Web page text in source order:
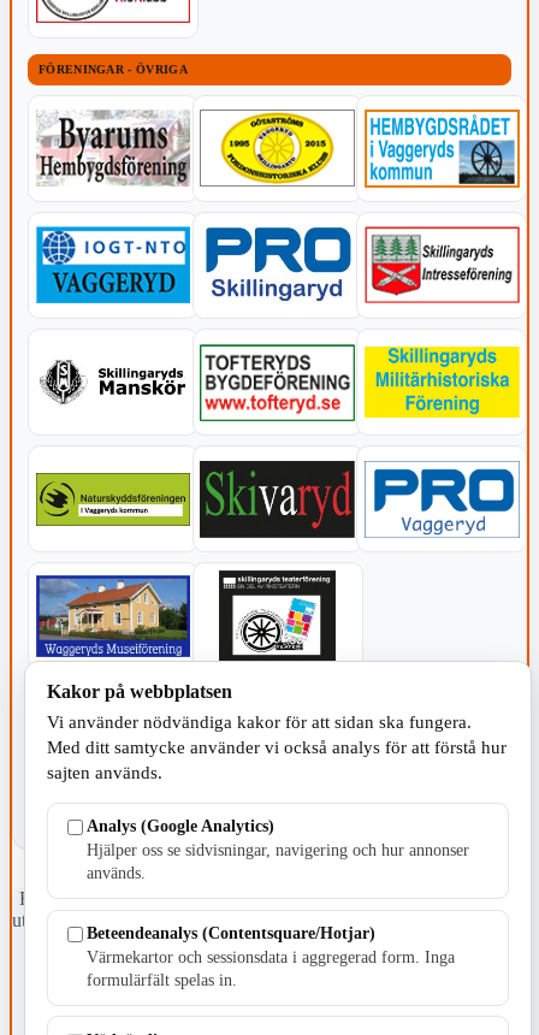
FÖRENINGAR - ÖVRIGA
KOMMUNEN
Fristående webbtidningsföretag grundat 1991 som sedan 2002 ger
ut tidningen Skillingaryd.nu och 2010 lanserades Värnamo.nu. Från
april 2026 omfattar Skillingaryd.nu tre kommuner: Gnosjö,
Värnamo och Vaggeryds kommun.
Kontakta oss
Kakor på webbplatsen
Vi använder nödvändiga kakor för att sidan ska fungera.
Med ditt samtycke använder vi också analys för att förstå hur
sajten används.
Analys (Google Analytics)
Hjälper oss se sidvisningar, navigering och hur annonser
används.
Beteendeanalys (Contentsquare/Hotjar)
Värmekartor och sessionsdata i aggregerad form. Inga
formulärfält spelas in.